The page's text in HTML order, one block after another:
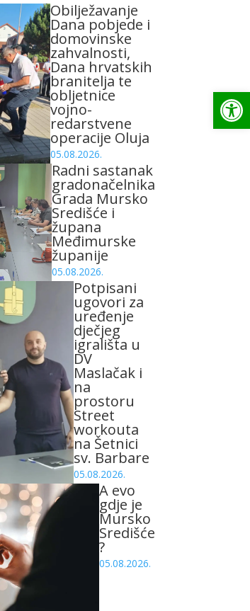
Obilježavanje
Dana pobjede i
domovinske
zahvalnosti,
Dana hrvatskih
branitelja te
obljetnice
vojno-
redarstvene
operacije Oluja
05.08.2026.
Radni sastanak
gradonačelnika
Grada Mursko
Središće i
župana
Međimurske
županije
05.08.2026.
Potpisani
ugovori za
uređenje
dječjeg
igrališta u
DV
Maslačak i
na
prostoru
Street
workouta
na Šetnici
sv. Barbare
05.08.2026.
A evo
gdje je
Mursko
Središće
?
05.08.2026.